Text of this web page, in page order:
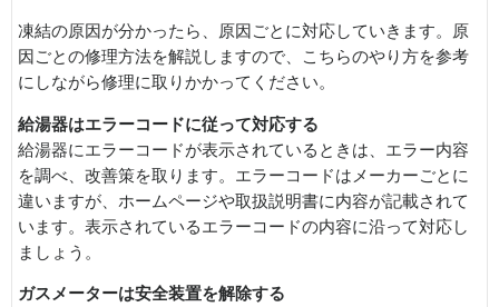
凍結の原因が分かったら、原因ごとに対応していきます。原
因ごとの修理方法を解説しますので、こちらのやり方を参考
にしながら修理に取りかかってください。
給湯器はエラーコードに従って対応する
給湯器にエラーコードが表示されているときは、エラー内容
を調べ、改善策を取ります。エラーコードはメーカーごとに
違いますが、ホームページや取扱説明書に内容が記載されて
います。表示されているエラーコードの内容に沿って対応し
ましょう。
ガスメーターは安全装置を解除する